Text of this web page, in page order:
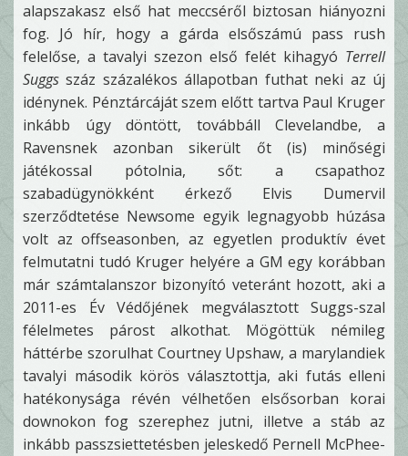
alapszakasz első hat meccséről biztosan hiányozni
fog. Jó hír, hogy a gárda elsőszámú pass rush
felelőse, a tavalyi szezon első felét kihagyó Terrell
Suggs száz százalékos állapotban futhat neki az új
idénynek. Pénztárcáját szem előtt tartva Paul Kruger
inkább úgy döntött, továbbáll Clevelandbe, a
Ravensnek azonban sikerült őt (is) minőségi
játékossal pótolnia, sőt: a csapathoz
szabadügynökként érkező Elvis Dumervil
szerződtetése Newsome egyik legnagyobb húzása
volt az offseasonben, az egyetlen produktív évet
felmutatni tudó Kruger helyére a GM egy korábban
már számtalanszor bizonyító veteránt hozott, aki a
2011-es Év Védőjének megválasztott Suggs-szal
félelmetes párost alkothat. Mögöttük némileg
háttérbe szorulhat Courtney Upshaw, a marylandiek
tavalyi második körös választottja, aki futás elleni
hatékonysága révén vélhetően elsősorban korai
downokon fog szerephez jutni, illetve a stáb az
inkább passzsiettetésben jeleskedő Pernell McPhee-